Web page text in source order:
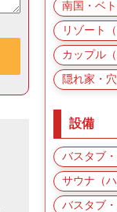
南国・ベ
リゾート
カップル（
隠れ家・
設備
バスタブ
サウナ（ハ
バスタブ